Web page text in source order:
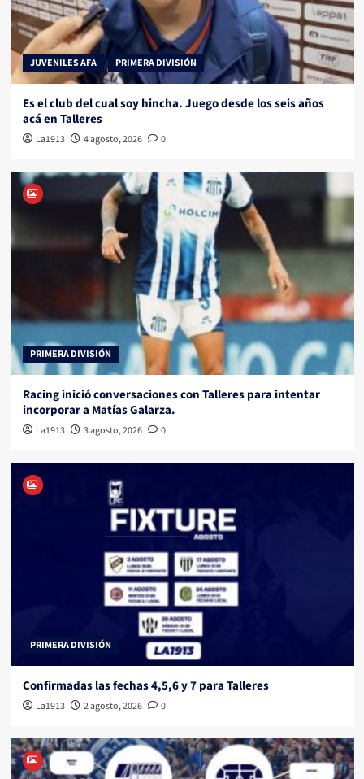
JUVENILES AFA PRIMERA DIVISIÓN
Es el club del cual soy hincha. Juego desde los seis años
acá en Talleres
La1913 4 agosto, 2026 0
PRIMERA DIVISIÓN
Racing inició conversaciones con Talleres para intentar
incorporar a Matías Galarza.
La1913 3 agosto, 2026 0
PRIMERA DIVISIÓN
Confirmadas las fechas 4,5,6 y 7 para Talleres
La1913 2 agosto, 2026 0